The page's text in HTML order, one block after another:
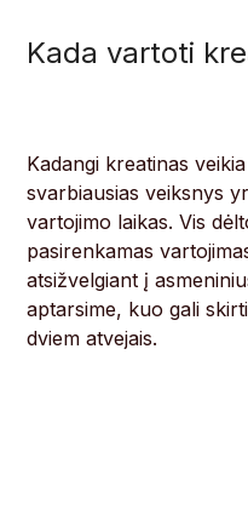
Kada vartoti
Kadangi kreatinas
svarbiausias veiksnys
vartojimo laikas. Vis
pasirenkamas
atsižvelgiant į
aptarsime, kuo gali
dviem atvejais.